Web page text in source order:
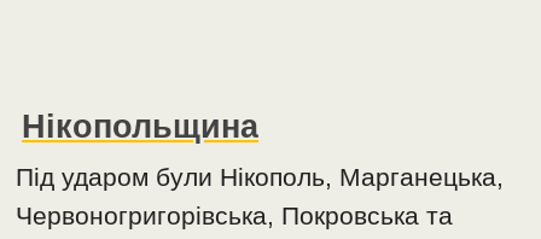
Нікопольщина
Під ударом були Нікополь, Марганецька,
Червоногригорівська, Покровська та